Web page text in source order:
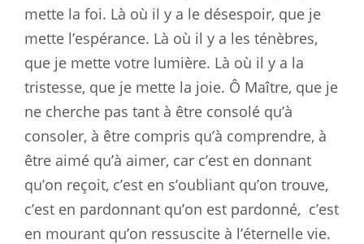
mette la foi. Là où il y a le désespoir, que je
mette l’espérance. Là où il y a les ténèbres,
que je mette votre lumière. Là où il y a la
tristesse, que je mette la joie. Ô Maître, que je
ne cherche pas tant à être consolé qu’à
consoler, à être compris qu’à comprendre, à
être aimé qu’à aimer, car c’est en donnant
qu’on reçoit, c’est en s’oubliant qu’on trouve,
c’est en pardonnant qu’on est pardonné, c’est
en mourant qu’on ressuscite à l’éternelle vie.